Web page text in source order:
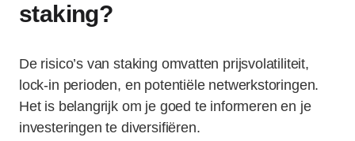
staking?
De risico’s van staking omvatten prijsvolatiliteit,
lock-in perioden, en potentiële netwerkstoringen.
Het is belangrijk om je goed te informeren en je
investeringen te diversifiëren.